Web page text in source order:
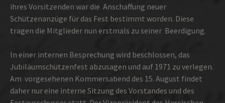
ihres Vorsitzenden war die Anschaffung neuer
Schützenanzüge für das Fest bestimmt wor­den. Diese
tragen die Mitglieder nun erstmals zu sei­ner Beerdigung.
In einer internen Besprechung wird beschlossen, das
Jubiläumschützenfest abzusagen und auf 1971 zu verlegen.
Am vorgesehenen Kommersabend des 15. August findet
daher nur eine interne Sitzung des Vorstandes und des